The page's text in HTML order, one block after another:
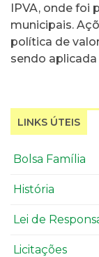
IPVA, onde foi
municipais.
política de
sendo
LINKS ÚTEIS
Bolsa Família
História
Lei de
Licitações